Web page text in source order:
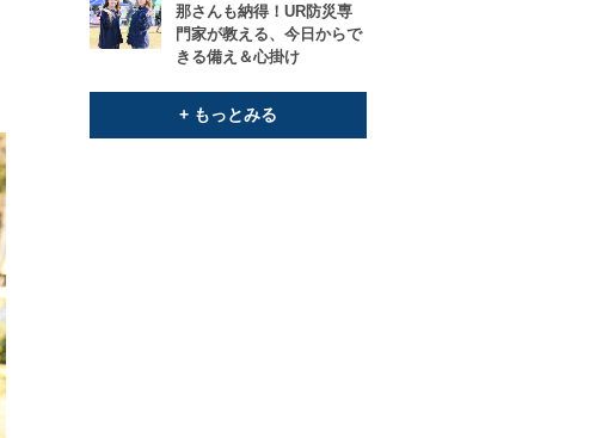
那さんも納得！UR防災専
門家が教える、今日からで
きる備え＆心掛け
+ もっとみる